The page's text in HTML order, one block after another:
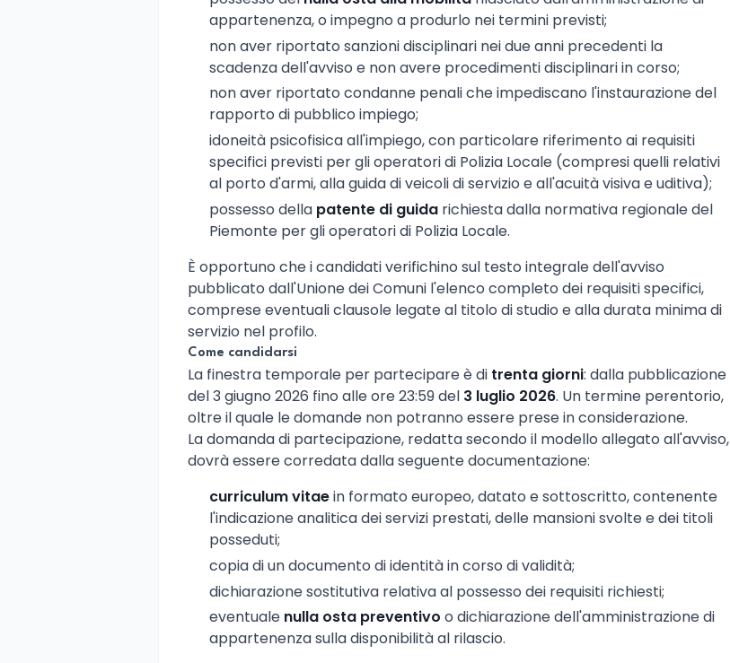
appartenenza, o impegno a produrlo nei termini previsti;
non aver riportato sanzioni disciplinari nei due anni precedenti la
scadenza dell'avviso e non avere procedimenti disciplinari in corso;
non aver riportato condanne penali che impediscano l'instaurazione del
rapporto di pubblico impiego;
idoneità psicofisica all'impiego, con particolare riferimento ai requisiti
specifici previsti per gli operatori di Polizia Locale (compresi quelli relativi
al porto d'armi, alla guida di veicoli di servizio e all'acuità visiva e uditiva);
possesso della patente di guida richiesta dalla normativa regionale del
Piemonte per gli operatori di Polizia Locale.
È opportuno che i candidati verifichino sul testo integrale dell'avviso
pubblicato dall'Unione dei Comuni l'elenco completo dei requisiti specifici,
comprese eventuali clausole legate al titolo di studio e alla durata minima di
servizio nel profilo.
Come candidarsi
La finestra temporale per partecipare è di trenta giorni: dalla pubblicazione
del 3 giugno 2026 fino alle ore 23:59 del 3 luglio 2026. Un termine perentorio,
oltre il quale le domande non potranno essere prese in considerazione.
La domanda di partecipazione, redatta secondo il modello allegato all'avviso,
dovrà essere corredata dalla seguente documentazione:
curriculum vitaein formato europeo, datato e sottoscritto, contenente
l'indicazione analitica dei servizi prestati, delle mansioni svolte e dei titoli
posseduti;
copia di un documento di identità in corso di validità;
dichiarazione sostitutiva relativa al possesso dei requisiti richiesti;
eventuale nulla osta preventivo o dichiarazione dell'amministrazione di
appartenenza sulla disponibilità al rilascio.